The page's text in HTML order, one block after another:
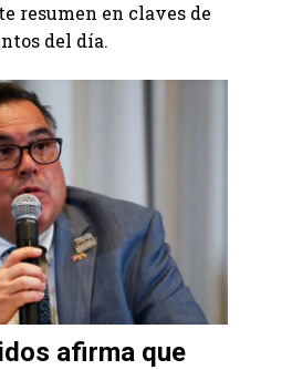
resumen en claves de
del día.
afirma que